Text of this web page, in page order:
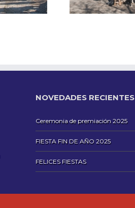
NOVEDADES RECIENTES
Ceremonia de premiación 2025
FIESTA FIN DE AÑO 2025
FELICES FIESTAS